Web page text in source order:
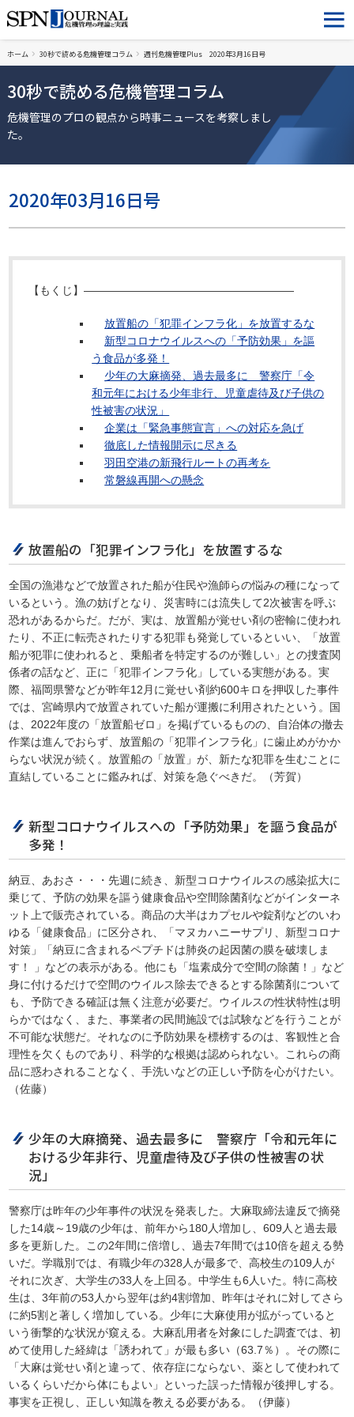
ホーム 30秒で読める危機管理コラム 週刊危機管理Plus 2020年3月16日号
30秒で読める危機管理コラム
危機管理のプロの観点から時事ニュースを考察しまし
た。
2020年03月16日号
【もくじ】―――――――――――――――――――
放置船の「犯罪インフラ化」を放置するな
新型コロナウイルスへの「予防効果」を謳
う食品が多発！
少年の大麻摘発、過去最多に 警察庁「令
和元年における少年非行、児童虐待及び子供の
性被害の状況」
企業は「緊急事態宣言」への対応を急げ
徹底した情報開示に尽きる
羽田空港の新飛行ルートの再考を
常磐線再開への懸念
放置船の「犯罪インフラ化」を放置するな
全国の漁港などで放置された船が住民や漁師らの悩みの種になって
いるという。漁の妨げとなり、災害時には流失して2次被害を呼ぶ
恐れがあるからだ。だが、実は、放置船が覚せい剤の密輸に使われ
たり、不正に転売されたりする犯罪も発覚しているといい、「放置
船が犯罪に使われると、乗船者を特定するのが難しい」との捜査関
係者の話など、正に「犯罪インフラ化」している実態がある。実
際、福岡県警などが昨年12月に覚せい剤約600キロを押収した事件
では、宮崎県内で放置されていた船が運搬に利用されたという。国
は、2022年度の「放置船ゼロ」を掲げているものの、自治体の撤去
作業は進んでおらず、放置船の「犯罪インフラ化」に歯止めがかか
らない状況が続く。放置船の「放置」が、新たな犯罪を生むことに
直結していることに鑑みれば、対策を急ぐべきだ。（芳賀）
新型コロナウイルスへの「予防効果」を謳う食品が
多発！
納豆、あおさ・・・先週に続き、新型コロナウイルスの感染拡大に
乗じて、予防の効果を謳う健康食品や空間除菌剤などがインターネ
ット上で販売されている。商品の大半はカプセルや錠剤などのいわ
ゆる「健康食品」に区分され、「マヌカハニーサプリ、新型コロナ
対策」「納豆に含まれるペプチドは肺炎の起因菌の膜を破壊しま
す！ 」などの表示がある。他にも「塩素成分で空間の除菌！」など
身に付けるだけで空間のウイルス除去できるとする除菌剤について
も、予防できる確証は無く注意が必要だ。ウイルスの性状特性は明
らかではなく、また、事業者の民間施設では試験などを行うことが
不可能な状態だ。それなのに予防効果を標榜するのは、客観性と合
理性を欠くものであり、科学的な根拠は認められない。これらの商
品に惑わされることなく、手洗いなどの正しい予防を心がけたい。
（佐藤）
少年の大麻摘発、過去最多に 警察庁「令和元年に
おける少年非行、児童虐待及び子供の性被害の状
況」
警察庁は昨年の少年事件の状況を発表した。大麻取締法違反で摘発
した14歳～19歳の少年は、前年から180人増加し、609人と過去最
多を更新した。この2年間に倍増し、過去7年間では10倍を超える勢
いだ。学職別では、有職少年の328人が最多で、高校生の109人が
それに次ぎ、大学生の33人を上回る。中学生も6人いた。特に高校
生は、3年前の53人から翌年は約4割増加、昨年はそれに対してさら
に約5割と著しく増加している。少年に大麻使用が拡がっていると
いう衝撃的な状況が窺える。大麻乱用者を対象にした調査では、初
めて使用した経緯は「誘われて」が最も多い（63.7％）。その際に
「大麻は覚せい剤と違って、依存症にならない、薬として使われて
いるくらいだから体にもよい」といった誤った情報が後押しする。
事実を正視し、正しい知識を教える必要がある。（伊藤）